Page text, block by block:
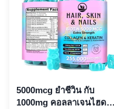
5000mcg ยําชีวิน กับ
1000mg คอลลาเจนไฮดร